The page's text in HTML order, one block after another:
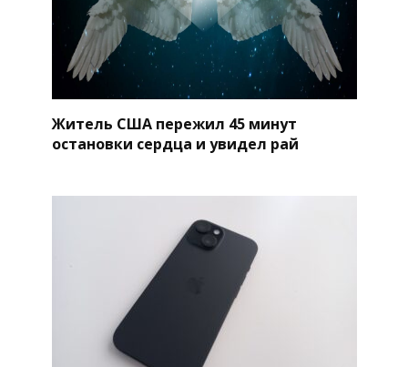
Житель США пережил 45 минут
остановки сердца и увидел рай